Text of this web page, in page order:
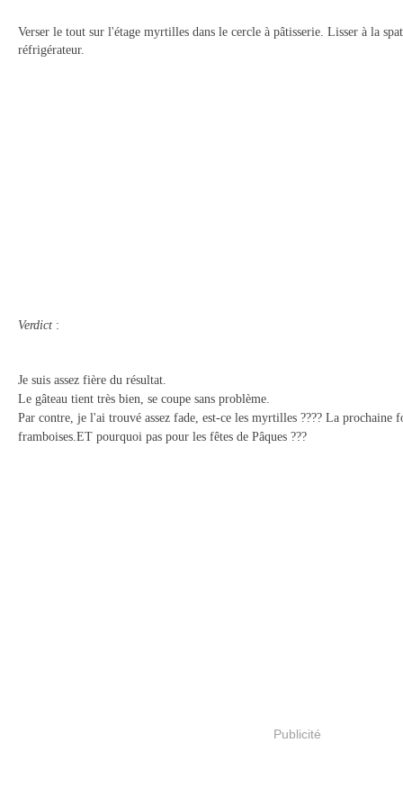
Verser le tout sur l'étage myrtilles dans le cercle à pâtisserie. Lisser à la
réfrigérateur.
Verdict :
Je suis assez fière du résultat.
Le gâteau tient très bien, se coupe sans problème.
Par contre, je l'ai trouvé assez fade, est-ce les myrtilles ???? La prochaine
framboises.ET pourquoi pas pour les fêtes de Pâques ???
Publicité